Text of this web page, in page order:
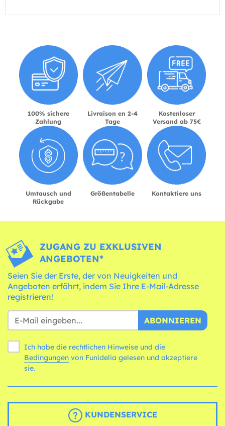
100% sichere
Zahlung
Livraison en 2-4
Tage
Kostenloser
Versand ab 75€
Umtausch und
Rückgabe
Größentabelle Kontaktiere uns
ZUGANG ZU EXKLUSIVEN
ANGEBOTEN*
Seien Sie der Erste, der von Neuigkeiten und
Angeboten erfährt, indem Sie Ihre E-Mail-Adresse
registrieren!
ABONNIEREN
Ich habe die rechtlichen Hinweise und die
Bedingungen
sie.
KUNDENSERVICE